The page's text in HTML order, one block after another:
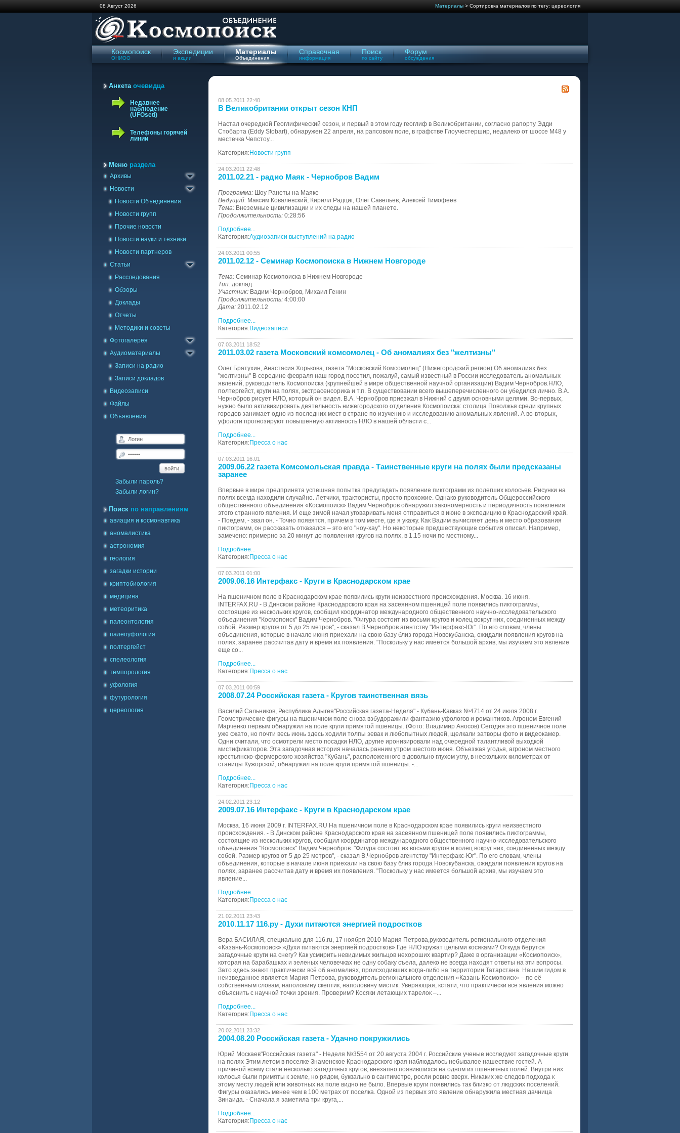
08 Август 2026 Материалы > Сортировка материалов по тегу: цереология
Космопоиск
ОНИОО
Экспедиции
и акции
Материалы
Объединения
Справочная
информация
Поиск
по сайту
Форум
обсуждения
Анкетаочевидца
Недавнее
наблюдение
(UFOseti)
Телефоны горячей
линии
Меню раздела
Архивы
Газета Космопоиск
Архив новостей
Новости
Новости Объединения
Новости групп
Прочие новости
Новости науки и техники
Новости партнеров
Статьи
Расследования
Обзоры
Доклады
Отчеты
Методики и советы
Фотогалерея
Каталог фото
Галерея на карте
Аудиоматериалы
Записи на радио
Записи докладов
Видеозаписи
Файлы
Объявления
войти
Забыли пароль?
Забыли логин?
Поиск по направлениям
авиация и космонавтика
аномалистика
астрономия
геология
загадки истории
криптобиология
медицина
метеоритика
палеонтология
палеоуфология
полтергейст
спелеология
темпорология
уфология
футурология
цереология
08.05.2011 22:40
В Великобритании открыт сезон КНП
Настал очередной Геоглифический сезон, и первый в этом году геоглиф в Великобритании, согласно рапорту Эдди
Стобарта (Eddy Stobart), обнаружен 22 апреля, на рапсовом поле, в графстве Глоучестершир, недалеко от шоссе М48 у
местечка Чепстоу...
Категория:Новости групп
24.03.2011 22:48
2011.02.21 - радио Маяк - Чернобров Вадим
Программа: Шоу Ранеты на Маяке
Ведущий: Максим Ковалевский, Кирилл Радциг, Олег Савельев, Алексей Тимофеев
Тема: Внеземные цивилизации и их следы на нашей планете.
Продолжительность: 0:28:56
Подробнее...
Категория:Аудиозаписи выступлений на радио
24.03.2011 00:55
2011.02.12 - Семинар Космопоиска в Нижнем Новгороде
Тема: Семинар Космопоиска в Нижнем Новгороде
Тип: доклад
Участник: Вадим Чернобров, Михаил Генин
Продолжительность: 4:00:00
Дата: 2011.02.12
Подробнее...
Категория:Видеозаписи
07.03.2011 18:52
2011.03.02 газета Московский комсомолец - Об аномалиях без "желтизны"
Олег Братухин, Анастасия Хорькова, газета "Московский Комсомолец" (Нижегородский регион) Об аномалиях без
"желтизны" В середине февраля наш город посетил, пожалуй, самый известный в России исследователь аномальных
явлений, руководитель Космопоиска (крупнейшей в мире общественной научной организации) Вадим Чернобров.НЛО,
полтергейст, круги на полях, экстрасенсорика и т.п. В существовании всего вышеперечисленного он убедился лично. В.А.
Чернобров рисует НЛО, который он видел. В.А. Чернобров приезжал в Нижний с двумя основными целями. Во-первых,
нужно было активизировать деятельность нижегородского отделения Космопоиска: столица Поволжья среди крупных
городов занимает одно из последних мест в стране по изучению и исследованию аномальных явлений. А во-вторых,
уфологи прогнозируют повышенную активность НЛО в нашей области с...
Подробнее...
Категория:Пресса о нас
07.03.2011 16:01
2009.06.22 газета Комсомольская правда - Таинственные круги на полях были предсказаны
заранее
Впервые в мире предпринята успешная попытка предугадать появление пиктограмм из полегших колосьев. Рисунки на
полях всегда находили случайно. Летчики, трактористы, просто прохожие. Однако руководитель Общероссийского
общественного объединения «Космопоиск» Вадим Чернобров обнаружил закономерность и периодичность появления
этого странного явления. И еще зимой начал уговаривать меня отправиться в июне в экспедицию в Краснодарский край.
- Поедем, - звал он. - Точно появятся, причем в том месте, где я укажу. Как Вадим вычисляет день и место образования
пиктограмм, он рассказать отказался – это его "ноу-хау". Но некоторые предшествующие события описал. Например,
замечено: примерно за 20 минут до появления кругов на полях, в 1.15 ночи по местному...
Подробнее...
Категория:Пресса о нас
07.03.2011 01:00
2009.06.16 Интерфакс - Круги в Краснодарском крае
На пшеничном поле в Краснодарском крае появились круги неизвестного происхождения. Москва. 16 июня.
INTERFAX.RU - В Динском районе Краснодарского края на засеянном пшеницей поле появились пиктограммы,
состоящие из нескольких кругов, сообщил координатор международного общественного научно-исследовательского
объединения "Космопоиск" Вадим Чернобров. "Фигура состоит из восьми кругов и колец вокруг них, соединенных между
собой. Размер кругов от 5 до 25 метров", - сказал В.Чернобров агентству "Интерфакс-Юг". По его словам, члены
объединения, которые в начале июня приехали на свою базу близ города Новокубанска, ожидали появления кругов на
полях, заранее рассчитав дату и время их появления. "Поскольку у нас имеется большой архив, мы изучаем это явление
еще со...
Подробнее...
Категория:Пресса о нас
07.03.2011 00:59
2008.07.24 Российская газета - Кругов таинственная вязь
Василий Сальников, Республика Адыгея"Российская газета-Неделя" - Кубань-Кавказ №4714 от 24 июля 2008 г.
Геометрические фигуры на пшеничном поле снова взбудоражили фантазию уфологов и романтиков. Агроном Евгений
Марченко первым обнаружил на поле круги примятой пшеницы. (Фото: Владимир Аносов) Сегодня это пшеничное поле
уже сжато, но почти весь июнь здесь ходили толпы зевак и любопытных людей, щелкали затворы фото и видеокамер.
Одни считали, что осмотрели место посадки НЛО, другие иронизировали над очередной талантливой выходкой
мистификаторов. Эта загадочная история началась ранним утром шестого июня. Объезжая угодья, агроном местного
крестьянско-фермерского хозяйства "Кубань", расположенного в довольно глухом углу, в нескольких километрах от
станицы Кужорской, обнаружил на поле круги примятой пшеницы. -...
Подробнее...
Категория:Пресса о нас
24.02.2011 23:12
2009.07.16 Интерфакс - Круги в Краснодарском крае
Москва. 16 июня 2009 г. INTERFAX.RU На пшеничном поле в Краснодарском крае появились круги неизвестного
происхождения. - В Динском районе Краснодарского края на засеянном пшеницей поле появились пиктограммы,
состоящие из нескольких кругов, сообщил координатор международного общественного научно-исследовательского
объединения "Космопоиск" Вадим Чернобров. "Фигура состоит из восьми кругов и колец вокруг них, соединенных между
собой. Размер кругов от 5 до 25 метров", - сказал В.Чернобров агентству "Интерфакс-Юг". По его словам, члены
объединения, которые в начале июня приехали на свою базу близ города Новокубанска, ожидали появления кругов на
полях, заранее рассчитав дату и время их появления. "Поскольку у нас имеется большой архив, мы изучаем это
явление...
Подробнее...
Категория:Пресса о нас
21.02.2011 23:43
2010.11.17 116.ру - Духи питаются энергией подростков
Вера БАСИЛАЯ, специально для 116.ru, 17 ноября 2010 Мария Петрова,руководитель регионального отделения
«Казань-Космопоиск»:«Духи питаются энергией подростков» Где НЛО кружат целыми косяками? Откуда берутся
загадочные круги на снегу? Как усмирить невидимых жильцов нехороших квартир? Даже в организации «Космопоиск»,
которая на барабашках и зеленых человечках не одну собаку съела, далеко не всегда находят ответы на эти вопросы.
Зато здесь знают практически всё об аномалиях, происходивших когда-либо на территории Татарстана. Нашим гидом в
неизведанное является Мария Петрова, руководитель регионального отделения «Казань-Космопоиск» – по её
собственным словам, наполовину скептик, наполовину мистик. Уверяющая, кстати, что практически все явления можно
объяснить с научной точки зрения. Проверим? Косяки летающих тарелок –...
Подробнее...
Категория:Пресса о нас
20.02.2011 23:32
2004.08.20 Российская газета - Удачно покружились
Юрий Москаев"Российская газета" - Неделя №3554 от 20 августа 2004 г. Российские ученые исследуют загадочные круги
на полях Этим летом в поселке Знаменское Краснодарского края наблюдалось небывалое нашествие гостей. А
причиной всему стали несколько загадочных кругов, внезапно появившихся на одном из пшеничных полей. Внутри них
колосья были примяты к земле, но рядом, буквально в сантиметре, росли ровно вверх. Никаких же следов подхода к
этому месту людей или животных на поле видно не было. Впервые круги появились так близко от людских поселений.
Фигуры оказались менее чем в 100 метрах от поселка. Одной из первых это явление обнаружила местная дачница
Зинаида. - Сначала я заметила три круга,...
Подробнее...
Категория:Пресса о нас